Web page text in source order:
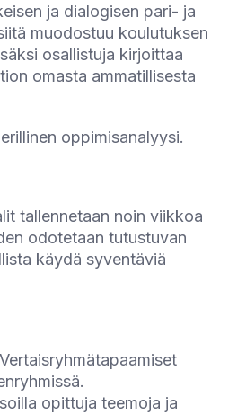
ja dialogisen pari- ja
muodostuu koulutuksen
osallistuja kirjoittaa
omasta ammatillisesta
oppimisanalyysi.
tallennetaan noin viikkoa
odotetaan tutustuvan
käydä syventäviä
opittuja teemoja ja